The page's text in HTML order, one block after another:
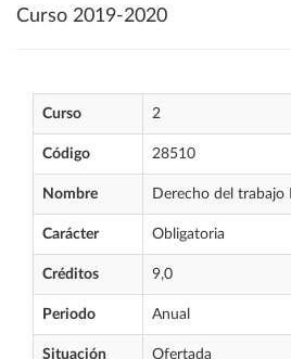
Curso 2019-2020
Curso 2
Código 28510
Nombre Derecho del trabajo II
Carácter Obligatoria
Créditos 9,0
Periodo Anual
Situación Ofertada